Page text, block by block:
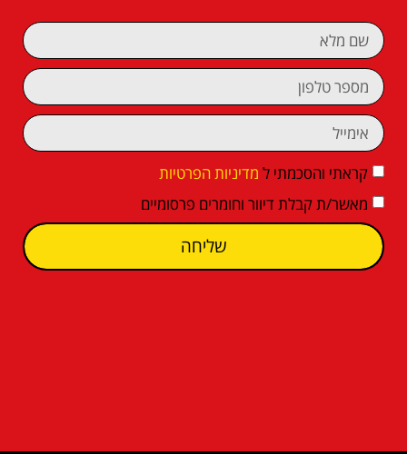
קראתי והסכמתי ל מדיניות הפרטיות
מאשר/ת קבלת דיוור וחומרים פרסומיים
שליחה